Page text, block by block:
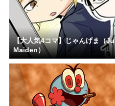
【大人気4コマ】じゃんげま（
Maiden）